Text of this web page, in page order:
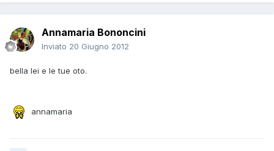
Annamaria Bononcini
Inviato 20 Giugno 2012
bella lei e le tue oto.
annamaria